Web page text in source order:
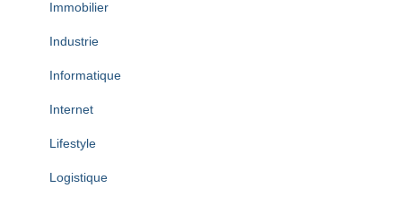
Immobilier
Industrie
Informatique
Internet
Lifestyle
Logistique